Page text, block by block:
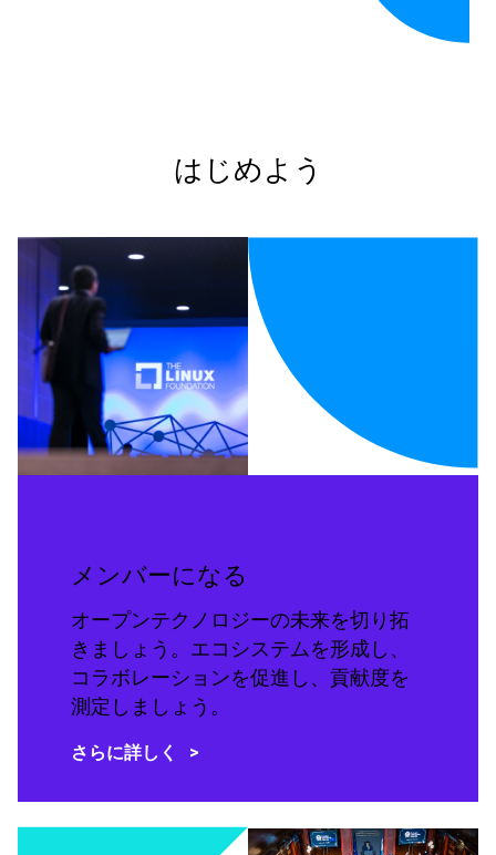
はじめよう
メンバーになる
オープンテクノロジーの未来を切り拓
きましょう。エコシステムを形成し、
コラボレーションを促進し、貢献度を
測定しましょう。
さらに詳しく